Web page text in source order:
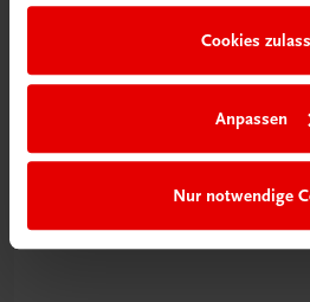
Cookies
Anpassen
Nur notwendige
Mathematik IV BAFEP/BASOP
Erklärungen, Aufgaben, Lösungen,